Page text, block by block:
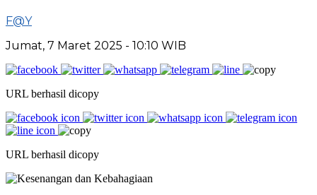
F@Y
Jumat, 7 Maret 2025 - 10:10 WIB
URL berhasil dicopy
URL berhasil dicopy